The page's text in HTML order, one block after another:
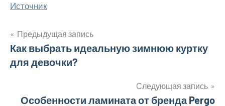
Источник
Навигация
по
Предыдущая запись
Как выбрать идеальную зимнюю куртку
для девочки?
Следующая запись
Особенности ламината от бренда Pergo